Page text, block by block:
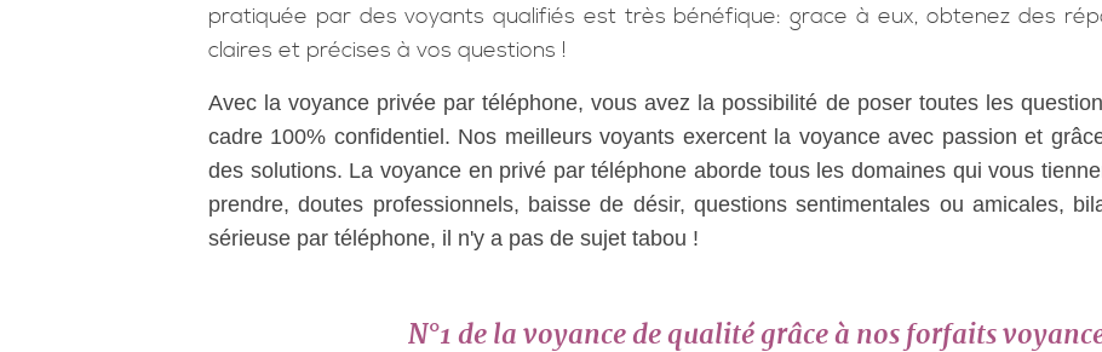
pratiquée par des voyants qualifiés est très bénéfique: grace à eux, obtenez des
claires et précises à vos questions !
Avec la voyance privée par téléphone, vous avez la possibilité de poser toutes les
cadre 100% confidentiel. Nos meilleurs voyants exercent la voyance avec passion et
des solutions. La voyance en privé par téléphone aborde tous les domaines qui vous
prendre, doutes professionnels, baisse de désir, questions sentimentales ou amicales,
sérieuse par téléphone, il n'y a pas de sujet tabou !
N°1 de la voyance de qualitégrâce à nos forfaits